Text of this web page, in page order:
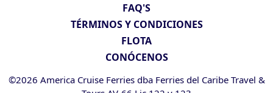
FAQ'S
TÉRMINOS Y CONDICIONES
FLOTA
CONÓCENOS
©2026 America Cruise Ferries dba Ferries del Caribe Travel &